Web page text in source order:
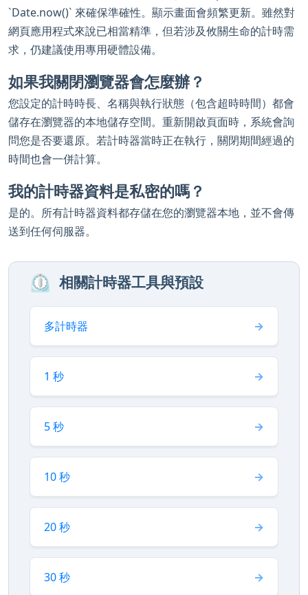
`Date.now()` 來確保準確性。顯示畫面會頻繁更新。雖然對
網頁應用程式來說已相當精準，但若涉及攸關生命的計時需
求，仍建議使用專用硬體設備。
如果我關閉瀏覽器會怎麼辦？
您設定的計時時長、名稱與執行狀態（包含超時時間）都會
儲存在瀏覽器的本地儲存空間。重新開啟頁面時，系統會詢
問您是否要還原。若計時器當時正在執行，關閉期間經過的
時間也會一併計算。
我的計時器資料是私密的嗎？
是的。所有計時器資料都存儲在您的瀏覽器本地，並不會傳
送到任何伺服器。
⏲️ 相關計時器工具與預設
多計時器
1 秒
5 秒
10 秒
20 秒
30 秒